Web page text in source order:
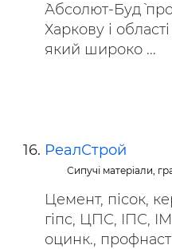
`Абсолют-Буд`
Харкову і
який широко ...
РеалСтрой
Сипучі матеріали,
Цемент, пісок,
гіпс, ЦПС, ІПС,
оцинк.,